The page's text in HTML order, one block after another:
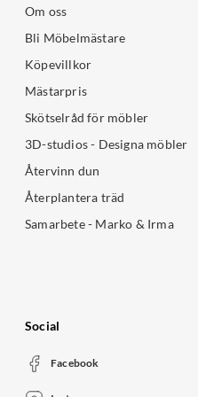
Om oss
Bli Möbelmästare
Köpevillkor
Mästarpris
Skötselråd för möbler
3D-studios - Designa möbler
Återvinn dun
Återplantera träd
Samarbete - Marko & Irma
Social
Facebook